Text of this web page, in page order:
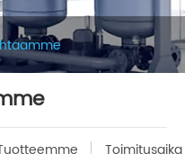
Toimitusaika